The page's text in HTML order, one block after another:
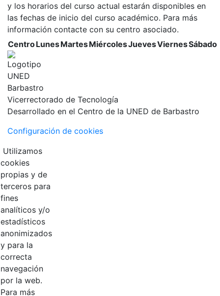
y los horarios del curso actual estarán disponibles en
las fechas de inicio del curso académico. Para más
información contacte con su centro asociado.
CentroLunesMartesMiércolesJuevesViernesSábado
Vicerrectorado de Tecnología
Desarrollado en el Centro de la UNED de Barbastro
Configuración de cookies
Utilizamos
cookies
propias y de
terceros para
fines
analíticos y/o
estadísticos
anonimizados
y para la
correcta
navegación
por la web.
Para más